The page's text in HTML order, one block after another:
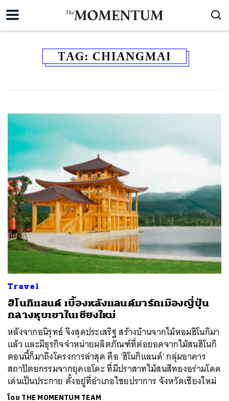
TAG: CHIANGMAI
Travel
ฮิโนกิแลนด์ เบื้องหลังแลนด์มาร์กเมืองญี่ปุ่น
กลางหุบเขาในเชียงใหม่
หลังจากอนิรุทธ์ จึงสุดประเสริฐ สร้างบ้านจากไม้หอมฮิโนกิมา
แล้ว และมีธุรกิจจำหน่ายผลิตภัณฑ์ที่ต่อยอดจากไม้สนฮิโนกิ
ตอนนี้ก็มาถึงโครงการล่าสุด คือ 'ฮิโนกิแลนด์' กลุ่มอาคาร
สถาปัตยกรรมจากยุคเอโดะ ที่มีปราสาทไม้สนสีทองอร่ามโดด
เด่นเป็นประกาย ตั้งอยู่ที่อำเภอไชยปราการ จังหวัดเชียงใหม่
โดย THE MOMENTUM TEAM